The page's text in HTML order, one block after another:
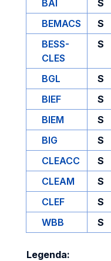
BAI
S
BEMACS
S
BESS-
CLES
S
BGL S
BIEF
S
BIEM
S
BIG
S
CLEACC
S
CLEAM
S
CLEF
S
WBB
S
Legenda: